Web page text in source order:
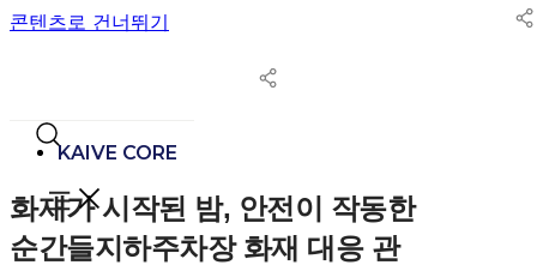
콘텐츠로 건너뛰기
KAIVE CORE
화재가 시작된 밤, 안전이 작동한
순간들지하주차장 화재 대응 관